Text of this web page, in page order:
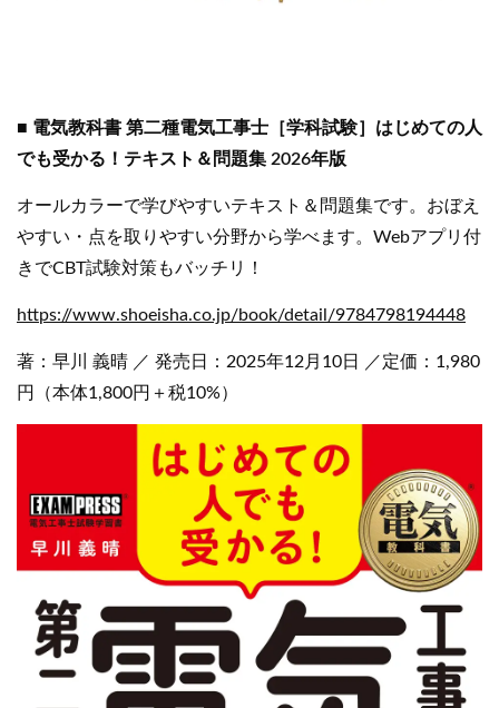
■ 電気教科書 第二種電気工事士［学科試験］はじめての人
でも受かる！テキスト＆問題集 2026年版
オールカラーで学びやすいテキスト＆問題集です。おぼえ
やすい・点を取りやすい分野から学べます。Webアプリ付
きでCBT試験対策もバッチリ！
https://www.shoeisha.co.jp/book/detail/9784798194448
著：早川 義晴 ／ 発売日：2025年12月10日 ／定価：1,980
円（本体1,800円＋税10%）